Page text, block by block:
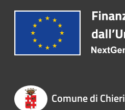
Comune di Chieri